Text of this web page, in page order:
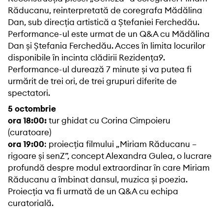
Răducanu, reinterpretată de coregrafa Mădălina
Dan, sub direcția artistică a Ștefaniei Ferchedău.
Performance-ul este urmat de un Q&A cu Mădălina
Dan și Ștefania Ferchedău. Acces în limita locurilor
disponibile în incinta clădirii Rezidența9.
Performance-ul durează 7 minute și va putea fi
urmărit de trei ori, de trei grupuri diferite de
spectatori.
5 octombrie
ora 18:00:tur ghidat cu Corina Cimpoieru
(curatoare)
ora 19:00: proiecția filmului „Miriam Răducanu –
rigoare și senZ”, concept Alexandra Gulea, o lucrare
profundă despre modul extraordinar în care Miriam
Răducanu a îmbinat dansul, muzica și poezia.
Proiecția va fi urmată de un Q&A cu echipa
curatorială.